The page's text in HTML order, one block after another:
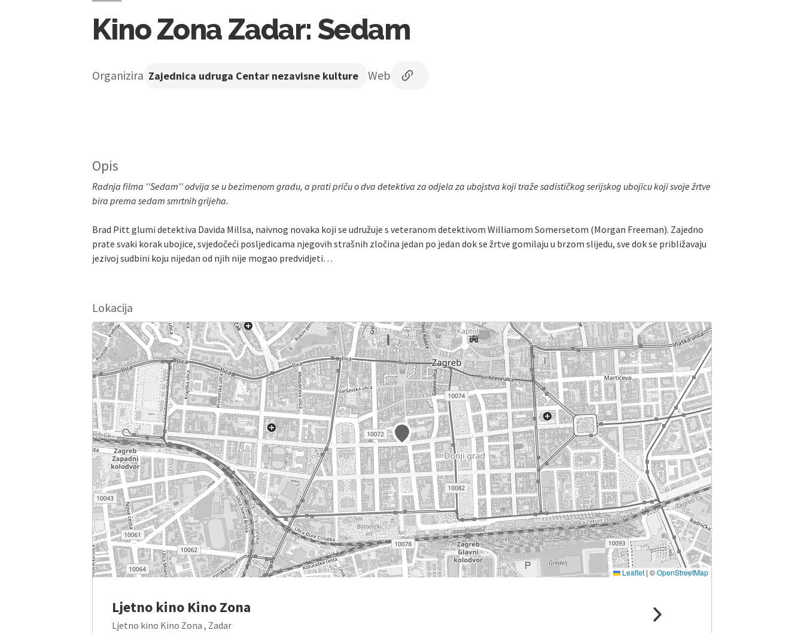
Kino Zona Zadar: Sedam
Organizira Zajednica udruga Centar nezavisne kulture Web
Opis
Radnja filma ''Sedam'' odvija se u bezimenom gradu, a prati priču o dva detektiva za odjela za ubojstva koji traže sadističkog serijskog ubojicu koji svoje žrtve
bira prema sedam smrtnih grijeha.
Brad Pitt glumi detektiva Davida Millsa, naivnog novaka koji se udružuje s veteranom detektivom Williamom Somersetom (Morgan Freeman). Zajedno
prate svaki korak ubojice, svjedočeći posljedicama njegovih strašnih zločina jedan po jedan dok se žrtve gomilaju u brzom slijedu, sve dok se približavaju
jezivoj sudbini koju nijedan od njih nije mogao predvidjeti…
Lokacija
Leaflet | ©OpenStreetMap
Ljetno kino Kino Zona
Ljetno kino Kino Zona , Zadar